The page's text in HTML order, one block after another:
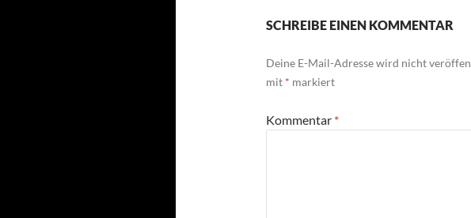
SCHREIBE EINEN KOMMENTAR
Deine E-Mail-Adresse wird nicht
mit * markiert
Kommentar *